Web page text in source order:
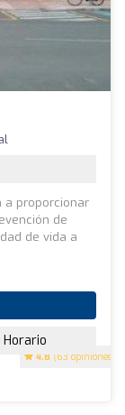
4.8 (63 opiniones)
a proporcionar
de
de vida a
Horario